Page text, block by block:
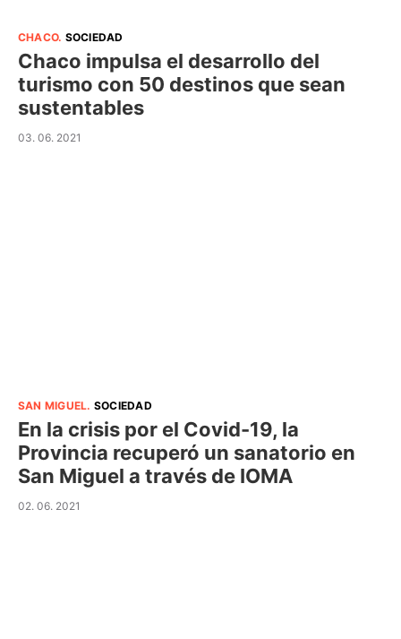
CHACO. SOCIEDAD
Chaco impulsa el desarrollo del
turismo con 50 destinos que sean
sustentables
03. 06. 2021
SAN MIGUEL. SOCIEDAD
En la crisis por el Covid-19, la
Provincia recuperó un sanatorio en
San Miguel a través de IOMA
02. 06. 2021